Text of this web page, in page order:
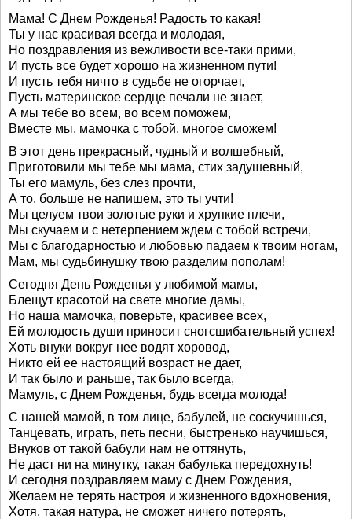
Мама! С Днем Рожденья! Радость то какая!
Ты у нас красивая всегда и молодая,
Но поздравления из вежливости все-таки прими,
И пусть все будет хорошо на жизненном пути!
И пусть тебя ничто в судьбе не огорчает,
Пусть материнское сердце печали не знает,
А мы тебе во всем, во всем поможем,
Вместе мы, мамочка с тобой, многое сможем!
В этот день прекрасный, чудный и волшебный,
Приготовили мы тебе мы мама, стих задушевный,
Ты его мамуль, без слез прочти,
А то, больше не напишем, это ты учти!
Мы целуем твои золотые руки и хрупкие плечи,
Мы скучаем и с нетерпением ждем с тобой встречи,
Мы с благодарностью и любовью падаем к твоим ногам,
Мам, мы судьбинушку твою разделим пополам!
Сегодня День Рожденья у любимой мамы,
Блещут красотой на свете многие дамы,
Но наша мамочка, поверьте, красивее всех,
Ей молодость души приносит сногсшибательный успех!
Хоть внуки вокруг нее водят хоровод,
Никто ей ее настоящий возраст не дает,
И так было и раньше, так было всегда,
Мамуль, с Днем Рожденья, будь всегда молода!
С нашей мамой, в том лице, бабулей, не соскучишься,
Танцевать, играть, петь песни, быстренько научишься,
Внуков от такой бабули нам не оттянуть,
Не даст ни на минутку, такая бабулька передохнуть!
И сегодня поздравляем маму с Днем Рождения,
Желаем не терять настроя и жизненного вдохновения,
Хотя, такая натура, не сможет ничего потерять,